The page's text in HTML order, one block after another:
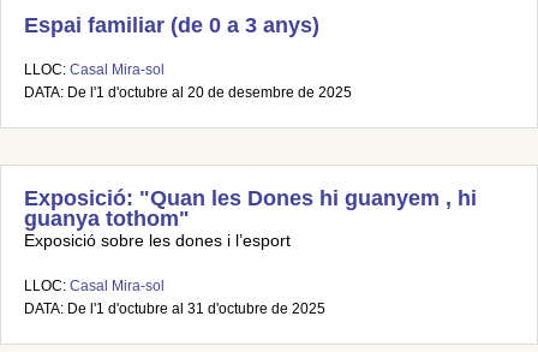
Espai familiar (de 0 a 3 anys)
LLOC: Casal Mira-sol
DATA: De l'1 d'octubre al 20 de desembre de 2025
Exposició: "Quan les Dones hi guanyem , hi
guanya tothom"
Exposició sobre les dones i l’esport
LLOC: Casal Mira-sol
DATA: De l'1 d'octubre al 31 d'octubre de 2025